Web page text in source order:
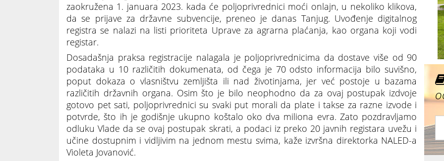
zaokružena 1. januara 2023. kada će poljoprivrednici moći onlajn, u nekoliko klikova,
da se prijave za državne subvencije, preneo je danas Tanjug. Uvođenje digitalnog
registra se nalazi na listi prioriteta Uprave za agrarna plaćanja, kao organa koji vodi
registar.
Dosadašnja praksa registracije nalagala je poljoprivrednicima da dostave više od 90
podataka u 10 različitih dokumenata, od čega je 70 odsto informacija bilo suvišno,
poput dokaza o vlasništvu zemljišta ili nad životinjama, jer već postoje u bazama
različitih državnih organa. Osim što je bilo neophodno da za ovaj postupak izdvoje
gotovo pet sati, poljoprivrednici su svaki put morali da plate i takse za razne izvode i
potvrde, što ih je godišnje ukupno koštalo oko dva miliona evra. Zato pozdravljamo
odluku Vlade da se ovaj postupak skrati, a podaci iz preko 20 javnih registara uvežu i
učine dostupnim i vidljivim na jednom mestu svima, kaže izvršna direktorka NALED-a
Violeta Jovanović.